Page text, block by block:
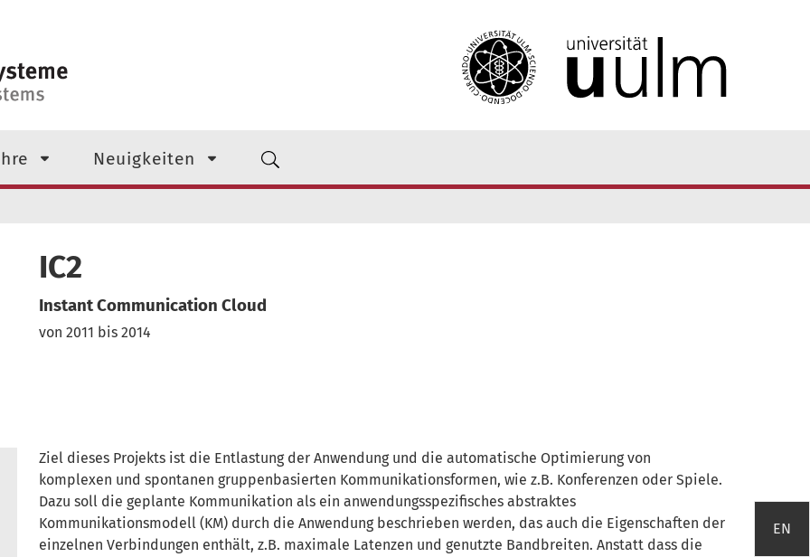
Neuigkeiten
EN
IC2
Instant Communication Cloud
von 2011 bis 2014
Ziel dieses Projekts ist die Entlastung der Anwendung und die automatische Optimierung von
komplexen und spontanen gruppenbasierten Kommunikationsformen, wie z.B. Konferenzen oder Spiele.
Dazu soll die geplante Kommunikation als ein anwendungsspezifisches abstraktes
Kommunikationsmodell (KM) durch die Anwendung beschrieben werden, das auch die Eigenschaften der
einzelnen Verbindungen enthält, z.B. maximale Latenzen und genutzte Bandbreiten. Anstatt dass die